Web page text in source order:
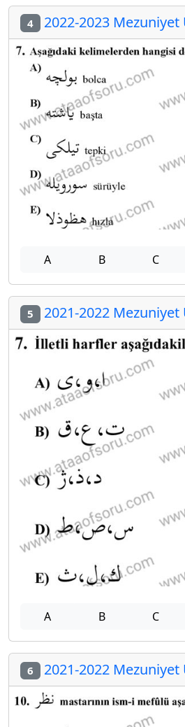
4 2022-2023 Mezuniyet
A B C
5 2021-2022 Mezuniyet
A B C
6 2021-2022 Mezuniyet